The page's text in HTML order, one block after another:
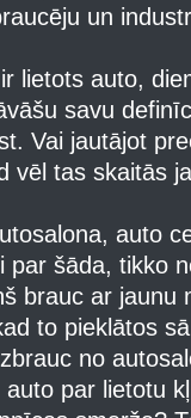
un
lietots auto,
savu
Vai jautājot
vēl tas skaitās
auto
šāda, tikko
brauc ar jaunu
to pieklātos
no
auto par lietotu